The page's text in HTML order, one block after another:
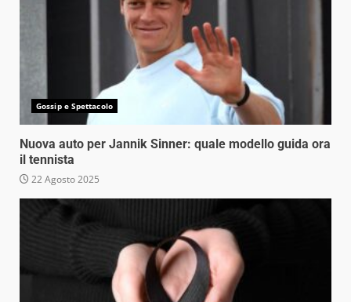
Gossip e Spettacolo
Nuova auto per Jannik Sinner: quale modello guida ora
il tennista
22 Agosto 2025